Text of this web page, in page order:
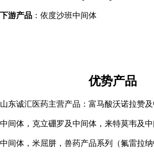
下游产品 ：依度沙班中间体
优势产品
山东诚汇医药主营产品：富马酸沃诺拉赞
中间体，克立硼罗及中间体，来特莫韦及
中间体，米屈肼，兽药产品系列（氟雷拉纳